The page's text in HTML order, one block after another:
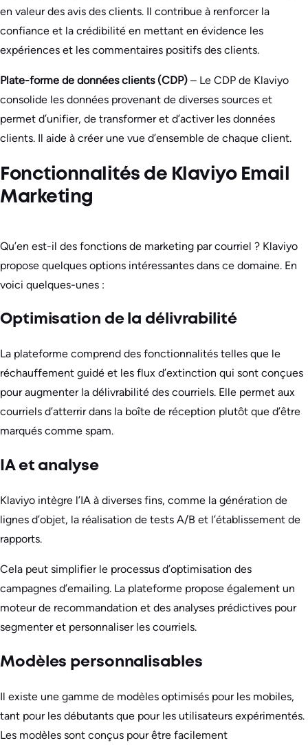
en valeur des avis des clients. Il contribue à renforcer la
confiance et la crédibilité en mettant en évidence les
expériences et les commentaires positifs des clients.
Plate-forme de données clients (CDP) – Le CDP de Klaviyo
consolide les données provenant de diverses sources et
permet d’unifier, de transformer et d’activer les données
clients. Il aide à créer une vue d’ensemble de chaque client.
Fonctionnalités de Klaviyo Email
Marketing
Qu’en est-il des fonctions de marketing par courriel ? Klaviyo
propose quelques options intéressantes dans ce domaine. En
voici quelques-unes :
Optimisation de la délivrabilité
La plateforme comprend des fonctionnalités telles que le
réchauffement guidé et les flux d’extinction qui sont conçues
pour augmenter la délivrabilité des courriels. Elle permet aux
courriels d’atterrir dans la boîte de réception plutôt que d’être
marqués comme spam.
IA et analyse
Klaviyo intègre l’IA à diverses fins, comme la génération de
lignes d’objet, la réalisation de tests A/B et l’établissement de
rapports.
Cela peut simplifier le processus d’optimisation des
campagnes d’emailing. La plateforme propose également un
moteur de recommandation et des analyses prédictives pour
segmenter et personnaliser les courriels.
Modèles personnalisables
Il existe une gamme de modèles optimisés pour les mobiles,
tant pour les débutants que pour les utilisateurs expérimentés.
Les modèles sont conçus pour être facilement